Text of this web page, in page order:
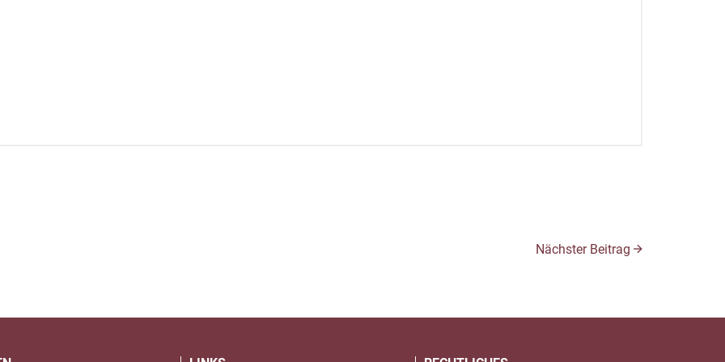
Nächster Beitrag